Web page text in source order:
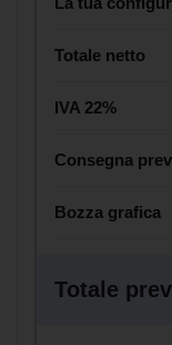
Totale netto
IVA 22%
Consegna
Bozza grafica
Totale